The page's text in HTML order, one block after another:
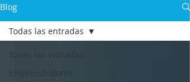
Blog
Todas las entradas
Emprendedores
Todas las entradas